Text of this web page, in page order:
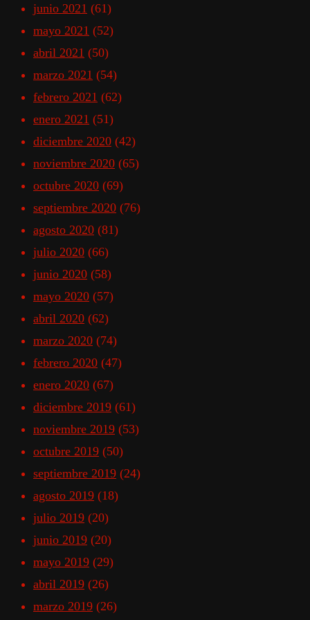
junio 2021 (61)
mayo 2021 (52)
abril 2021 (50)
marzo 2021 (54)
febrero 2021 (62)
enero 2021 (51)
diciembre 2020 (42)
noviembre 2020 (65)
octubre 2020 (69)
septiembre 2020 (76)
agosto 2020 (81)
julio 2020 (66)
junio 2020 (58)
mayo 2020 (57)
abril 2020 (62)
marzo 2020 (74)
febrero 2020 (47)
enero 2020 (67)
diciembre 2019 (61)
noviembre 2019 (53)
octubre 2019 (50)
septiembre 2019 (24)
agosto 2019 (18)
julio 2019 (20)
junio 2019 (20)
mayo 2019 (29)
abril 2019 (26)
marzo 2019 (26)